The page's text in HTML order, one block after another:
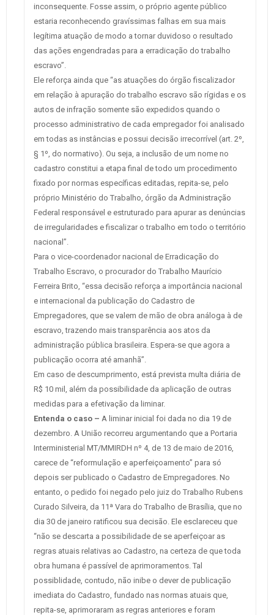
inconsequente. Fosse assim, o próprio agente público
estaria reconhecendo gravíssimas falhas em sua mais
legítima atuação de modo a tornar duvidoso o resultado
das ações engendradas para a erradicação do trabalho
escravo”.
Ele reforça ainda que “as atuações do órgão fiscalizador
em relação à apuração do trabalho escravo são rígidas e os
autos de infração somente são expedidos quando o
processo administrativo de cada empregador foi analisado
em todas as instâncias e possui decisão irrecorrível (art. 2º,
§ 1º, do normativo). Ou seja, a inclusão de um nome no
cadastro constitui a etapa final de todo um procedimento
fixado por normas específicas editadas, repita-se, pelo
próprio Ministério do Trabalho, órgão da Administração
Federal responsável e estruturado para apurar as denúncias
de irregularidades e fiscalizar o trabalho em todo o território
nacional”.
Para o vice-coordenador nacional de Erradicação do
Trabalho Escravo, o procurador do Trabalho Maurício
Ferreira Brito, “essa decisão reforça a importância nacional
e internacional da publicação do Cadastro de
Empregadores, que se valem de mão de obra análoga à de
escravo, trazendo mais transparência aos atos da
administração pública brasileira. Espera-se que agora a
publicação ocorra até amanhã”.
Em caso de descumprimento, está prevista multa diária de
R$ 10 mil, além da possibilidade da aplicação de outras
medidas para a efetivação da liminar.
Entenda o caso – A liminar inicial foi dada no dia 19 de
dezembro. A União recorreu argumentando que a Portaria
Interministerial MT/MMIRDH nº 4, de 13 de maio de 2016,
carece de “reformulação e aperfeiçoamento” para só
depois ser publicado o Cadastro de Empregadores. No
entanto, o pedido foi negado pelo juiz do Trabalho Rubens
Curado Silveira, da 11ª Vara do Trabalho de Brasília, que no
dia 30 de janeiro ratificou sua decisão. Ele esclareceu que
“não se descarta a possibilidade de se aperfeiçoar as
regras atuais relativas ao Cadastro, na certeza de que toda
obra humana é passível de aprimoramentos. Tal
possiblidade, contudo, não inibe o dever de publicação
imediata do Cadastro, fundado nas normas atuais que,
repita-se, aprimoraram as regras anteriores e foram